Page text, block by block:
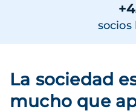
socios
La sociedad
mucho que